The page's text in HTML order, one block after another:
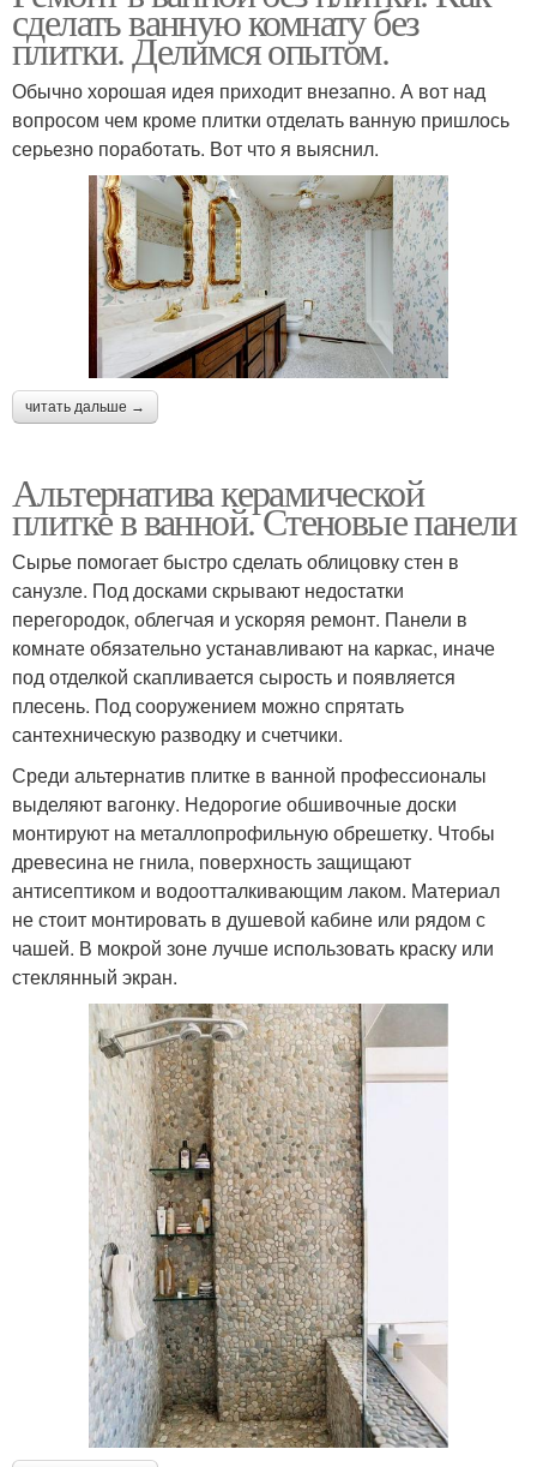
сделать ванную комнату без
плитки. Делимся опытом.
Обычно хорошая идея приходит внезапно. А вот над
вопросом чем кроме плитки отделать ванную пришлось
серьезно поработать. Вот что я выяснил.
читать дальше →
Альтернатива керамической
плитке в ванной. Стеновые панели
Сырье помогает быстро сделать облицовку стен в
санузле. Под досками скрывают недостатки
перегородок, облегчая и ускоряя ремонт. Панели в
комнате обязательно устанавливают на каркас, иначе
под отделкой скапливается сырость и появляется
плесень. Под сооружением можно спрятать
сантехническую разводку и счетчики.
Среди альтернатив плитке в ванной профессионалы
выделяют вагонку. Недорогие обшивочные доски
монтируют на металлопрофильную обрешетку. Чтобы
древесина не гнила, поверхность защищают
антисептиком и водоотталкивающим лаком. Материал
не стоит монтировать в душевой кабине или рядом с
чашей. В мокрой зоне лучше использовать краску или
стеклянный экран.